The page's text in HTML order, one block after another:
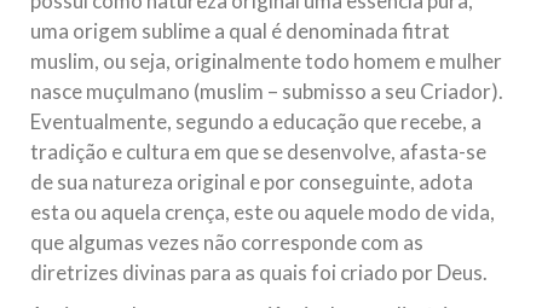
uma origem sublime a qual é denominada fitrat
muslim, ou seja, originalmente todo homem e mulher
nasce muçulmano (muslim – submisso a seu Criador).
Eventualmente, segundo a educação que recebe, a
tradição e cultura em que se desenvolve, afasta-se
de sua natureza original e por conseguinte, adota
esta ou aquela crença, este ou aquele modo de vida,
que algumas vezes não corresponde com as
diretrizes divinas para as quais foi criado por Deus.